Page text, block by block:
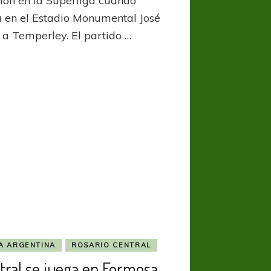
en el Estadio Monumental José
a Temperley. El partido …
ARGENTINA ROSARIO CENTRAL